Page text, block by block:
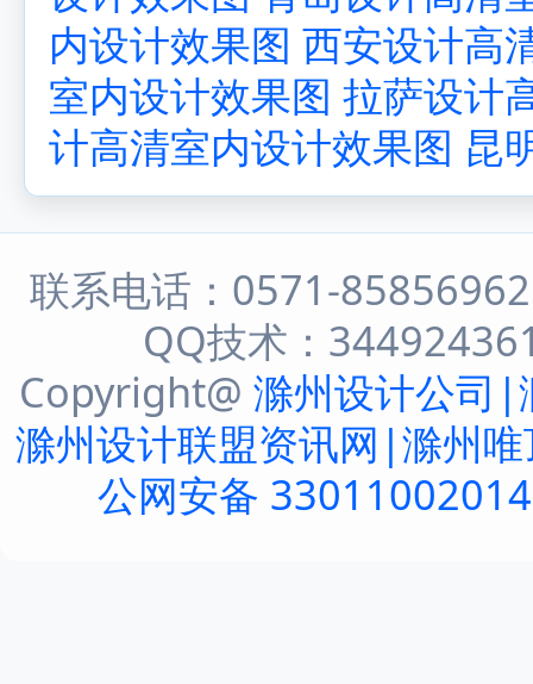
内设计效果图 西安设计高
室内设计效果图 拉萨设计
计高清室内设计效果图 昆
联系电话：0571-
QQ技术：
Copyright@ 滁州设计公司|
滁州设计联盟资讯网|滁州
公网安备